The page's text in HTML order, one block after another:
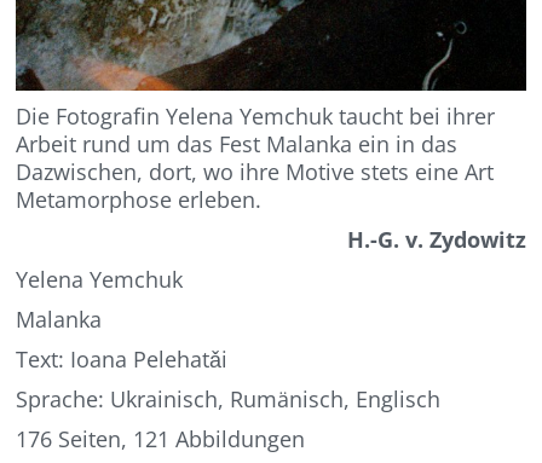
Die FotografinYelenaYemchuk taucht bei ihrer
Arbeit rund um das Fest Malanka ein in das
Dazwischen, dort,wo ihre Motive stets eine Art
Metamorphose erleben.
H.-G. v. Zydowitz
YelenaYemchuk
Malanka
Text: Ioana Pelehatǎi
Sprache: Ukrainisch, Rumänisch, Englisch
176 Seiten, 121 Abbildungen